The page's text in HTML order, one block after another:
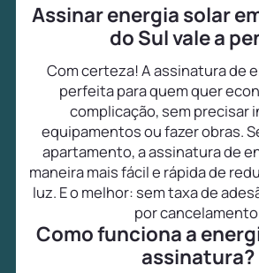
Assinar energia solar
do Sul vale a
Com certeza! A assinatura de
perfeita para quem quer
complicação, sem precisar
equipamentos ou fazer obras.
apartamento, a assinatura de
maneira mais fácil e rápida de
luz. E o melhor: sem taxa de
por
Como funciona a
assinatura?